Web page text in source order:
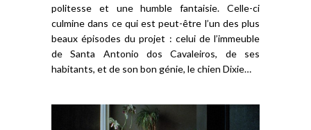
politesse et une humble fantaisie. Celle-ci
culmine dans ce qui est peut-être l’un des plus
beaux épisodes du projet : celui de l’immeuble
de Santa Antonio dos Cavaleiros, de ses
habitants, et de son bon génie, le chien Dixie…